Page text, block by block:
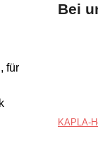
für
Bei
KAPLA-